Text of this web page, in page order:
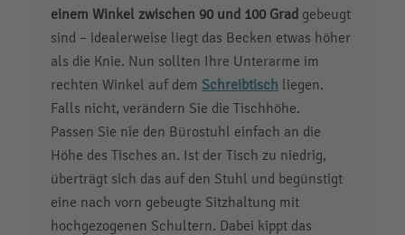
einem Winkel zwischen 90 und 100 Grad gebeugt
sind – idealerweise liegt das Becken etwas höher
als die Knie. Nun sollten Ihre Unterarme im
rechten Winkel auf dem Schreibtisch liegen.
Falls nicht, verändern Sie die Tischhöhe.
Passen Sie nie den Bürostuhl einfach an die
Höhe des Tisches an. Ist der Tisch zu niedrig,
überträgt sich das auf den Stuhl und begünstigt
eine nach vorn gebeugte Sitzhaltung mit
hochgezogenen Schultern. Dabei kippt das